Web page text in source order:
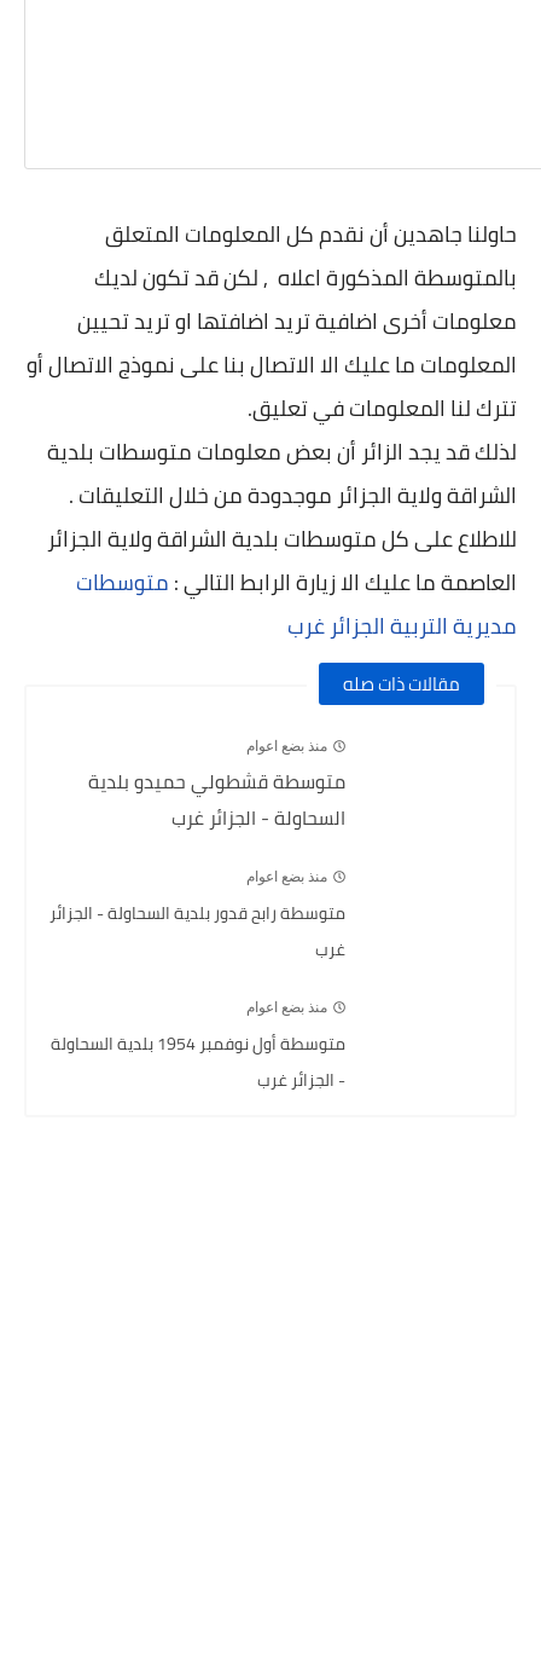
حاولنا جاهدين أن نقدم كل المعلومات المتعلق
بالمتوسطة المذكورة اعلاه , لكن قد تكون لديك
معلومات أخرى اضافية تريد اضافتها او تريد تحيين
المعلومات ما عليك الا الاتصال بنا على نموذج الاتصال أو
تترك لنا المعلومات في تعليق.
لذلك قد يجد الزائر أن بعض معلومات متوسطات بلدية
الشراقة ولاية الجزائر موجدودة من خلال التعليقات .
للاطلاع على كل متوسطات بلدية الشراقة ولاية الجزائر
العاصمة ما عليك الا زيارة الرابط التالي :متوسطات
مديرية التربية الجزائر غرب
مقالات ذات صله
منذ بضع اعوام
متوسطة قشطولي حميدو بلدية
السحاولة - الجزائر غرب
منذ بضع اعوام
متوسطة رابح قدور بلدية السحاولة - الجزائر
غرب
منذ بضع اعوام
متوسطة أول نوفمبر 1954 بلدية السحاولة
- الجزائر غرب